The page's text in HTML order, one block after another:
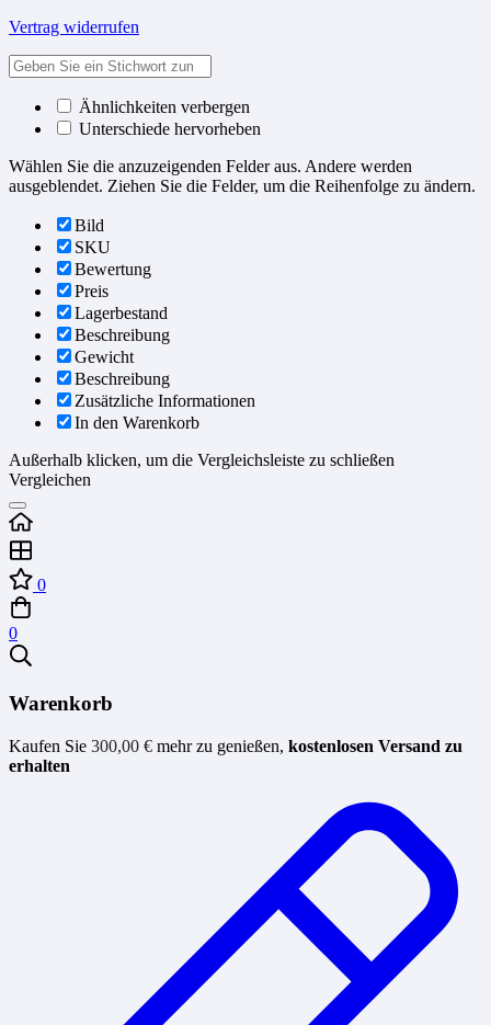
Vertrag widerrufen
Ähnlichkeiten verbergen
Unterschiede hervorheben
Wählen Sie die anzuzeigenden Felder aus. Andere werden
ausgeblendet. Ziehen Sie die Felder, um die Reihenfolge zu ändern.
Bild
SKU
Bewertung
Preis
Lagerbestand
Beschreibung
Gewicht
Beschreibung
Zusätzliche Informationen
In den Warenkorb
Außerhalb klicken, um die Vergleichsleiste zu schließen
Vergleichen
0
0
Warenkorb
Kaufen Sie 300,00 € mehr zu genießen, kostenlosen Versand zu
erhalten